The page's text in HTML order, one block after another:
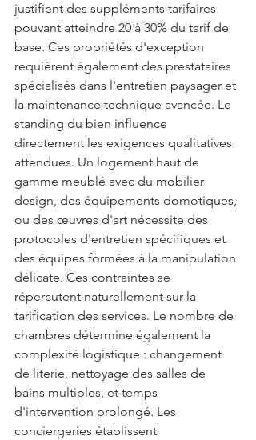
justifient des suppléments tarifaires
pouvant atteindre 20 à 30% du tarif de
base. Ces propriétés d'exception
requièrent également des prestataires
spécialisés dans l'entretien paysager et
la maintenance technique avancée. Le
standing du bien influence
directement les exigences qualitatives
attendues. Un logement haut de
gamme meublé avec du mobilier
design, des équipements domotiques,
ou des œuvres d'art nécessite des
protocoles d'entretien spécifiques et
des équipes formées à la manipulation
délicate. Ces contraintes se
répercutent naturellement sur la
tarification des services. Le nombre de
chambres détermine également la
complexité logistique : changement
de literie, nettoyage des salles de
bains multiples, et temps
d'intervention prolongé. Les
conciergeries établissent